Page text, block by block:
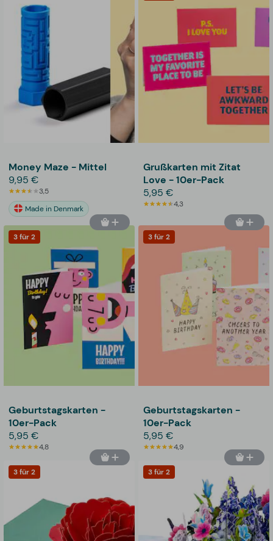
Money Maze - Mittel
9,95 €
3,5
Made in Denmark
Grußkarten mit Zitat
Love - 10er-Pack
5,95 €
4,3
3 für 2
Geburtstagskarten -
10er-Pack
5,95 €
4,8
3 für 2
Geburtstagskarten -
10er-Pack
5,95 €
4,9
3 für 2 3 für 2